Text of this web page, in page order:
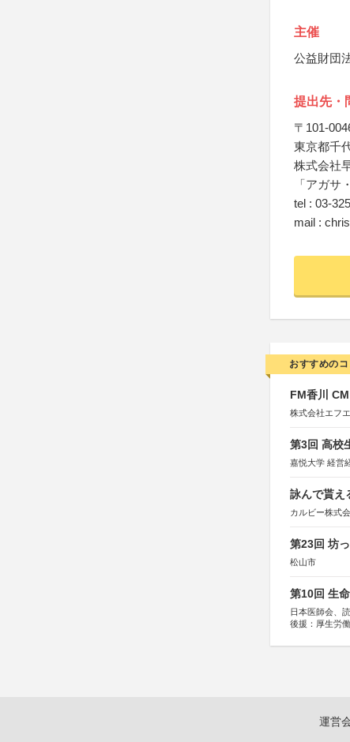
主催
公益財団
提出先・
〒101-
東京都千
株式会社
「アガサ
tel : 03-
mail :
おすすめの
FM香川
株式会社エフ
第3回 高校
嘉悦大学 経営
詠んで貰え
カルビー株式
第23回 坊
松山市
第10回 生
日本医師会、
後援：厚生労
運営